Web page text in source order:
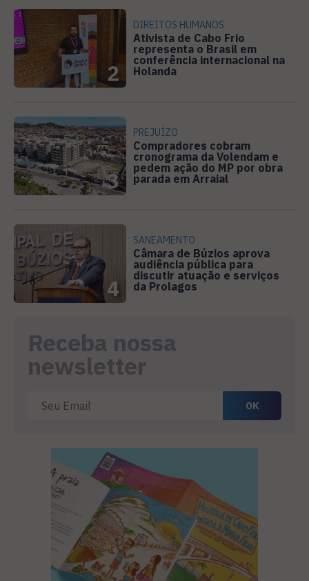
2
DIREITOS HUMANOS
Ativista de Cabo Frio
representa o Brasil em
conferência internacional na
Holanda
3
PREJUÍZO
Compradores cobram
cronograma da Volendam e
pedem ação do MP por obra
parada em Arraial
4
SANEAMENTO
Câmara de Búzios aprova
audiência pública para
discutir atuação e serviços
da Prolagos
Receba nossa
newsletter